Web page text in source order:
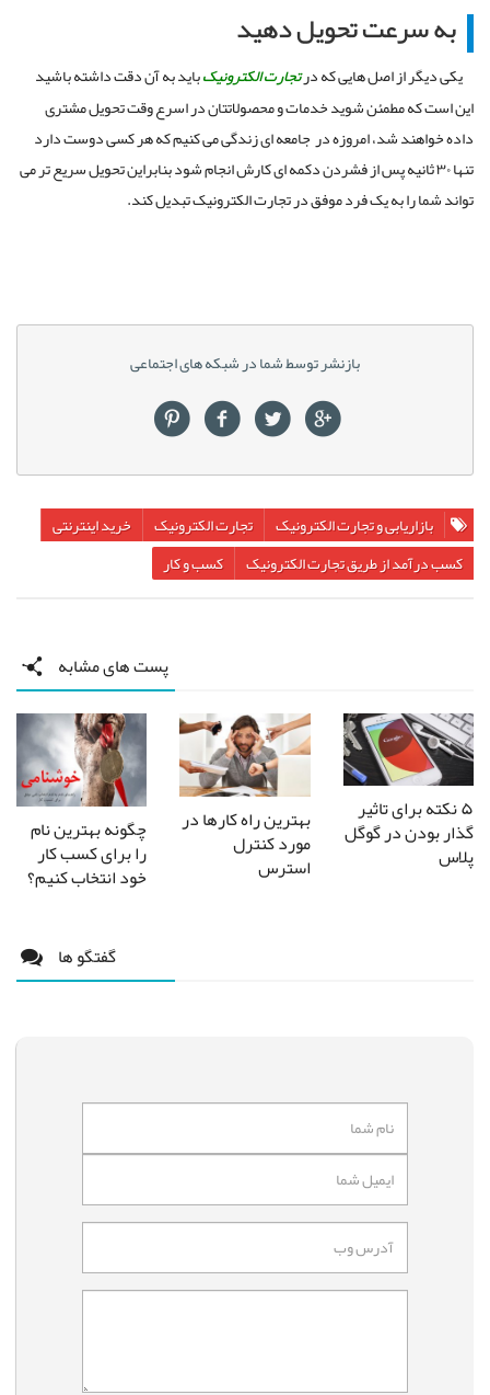
به سرعت تحویل دهید
یکی دیگر از اصل هایی که درتجارت الکترونیکباید به آن دقت داشته باشید
این است که مطمئن شوید خدمات و محصولاتتان در اسرع وقت تحویل مشتری
داده خواهند شد، امروزه در جامعه ای زندگی می کنیم که هر کسی دوست دارد
تنها ۳۰ ثانیه پس از فشردن دکمه ای کارش انجام شود بنابراین تحویل سریع تر می
تواند شما را به یک فرد موفق در تجارت الکترونیک تبدیل کند.
بازنشر توسط شما در شبکه های اجتماعی
بازاریابی و تجارت الکترونیک تجارت الکترونیک
خرید اینترنتی
کسب درآمد از طریق تجارت الکترونیک
کسب و کار
پست های مشابه
۵ نکته برای تاثیر
گذار بودن در گوگل
پلاس
بهترین راه کارها در
مورد کنترل
استرس
چگونه بهترین نام
را برای کسب کار
خود انتخاب کنیم؟
گفتگو ها